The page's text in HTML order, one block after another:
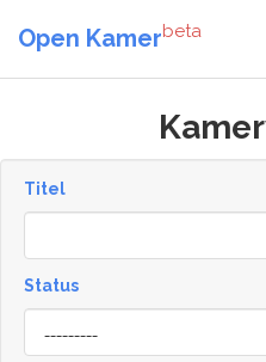
Open Kamerbeta
Titel
Status
[invalid
name]